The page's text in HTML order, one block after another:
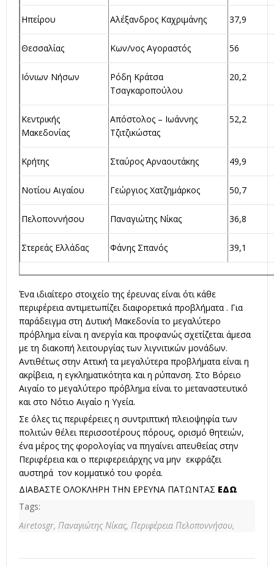
Ηπείρου Αλέξανδρος Καχριμάνης 37,9
Θεσσαλίας Κων/νος Αγοραστός 56
Ιόνιων Νήσων
Ρόδη Κράτσα
Τσαγκαροπούλου
20,2
Κεντρικής
Μακεδονίας
Απόστολος – Ιωάννης
Τζιτζικώστας
52,2
Κρήτης Σταύρος Αρναουτάκης 49,9
Νοτίου Αιγαίου Γεώργιος Χατζημάρκος 50,7
Πελοποννήσου Παναγιώτης Νίκας 36,8
Στερεάς Ελλάδας Φάνης Σπανός 39,1
Ένα ιδιαίτερο στοιχείο της έρευνας είναι ότι κάθε
περιφέρεια αντιμετωπίζει διαφορετικά προβλήματα . Για
παράδειγμα στη Δυτική Μακεδονία το μεγαλύτερο
πρόβλημα είναι η ανεργία και προφανώς σχετίζεται άμεσα
με τη διακοπή λειτουργίας των λιγνιτικών μονάδων.
Αντιθέτως στην Αττική τα μεγαλύτερα προβλήματα είναι η
ακρίβεια, η εγκληματικότητα και η ρύπανση. Στο Βόρειο
Αιγαίο το μεγαλύτερο πρόβλημα είναι το μεταναστευτικό
και στο Νότιο Αιγαίο η Υγεία.
Σε όλες τις περιφέρειες η συντριπτική πλειοψηφία των
πολιτών θέλει περισσοτέρους πόρους, ορισμό θητειών,
ένα μέρος της φορολογίας να πηγαίνει απευθείας στην
Περιφέρεια και ο περιφερειάρχης να μην εκφράζει
αυστηρά τον κομματικό του φορέα.
ΔΙΑΒΑΣΤΕ ΟΛΟΚΛΗΡΗ ΤΗΝ ΕΡΕΥΝΑ ΠΑΤΩΝΤΑΣ ΕΔΩ
Tags:
Airetosgr, Παναγιώτης Νίκας, Περιφέρεια Πελοποννήσου,